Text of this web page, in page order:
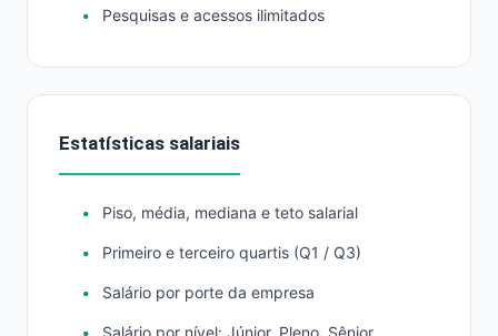
Pesquisas e acessos ilimitados
Estatísticas salariais
Piso, média, mediana e teto salarial
Primeiro e terceiro quartis (Q1 / Q3)
Salário por porte da empresa
Salário por nível: Júnior, Pleno, Sênior